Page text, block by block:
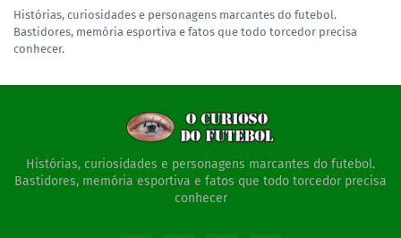
Histórias, curiosidades e personagens marcantes do futebol.
Bastidores, memória esportiva e fatos que todo torcedor precisa
conhecer.
Histórias, curiosidades e personagens marcantes do futebol.
Bastidores, memória esportiva e fatos que todo torcedor precisa
conhecer